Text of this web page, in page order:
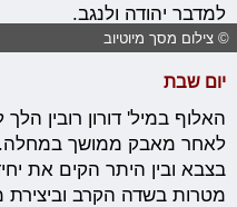
למדבר יהודה ולנגב.
© צילום מסך מיוטיוב
יום שבת
בצבא ובין היתר הקים את
מטרות בשדה הקרב וביצירת